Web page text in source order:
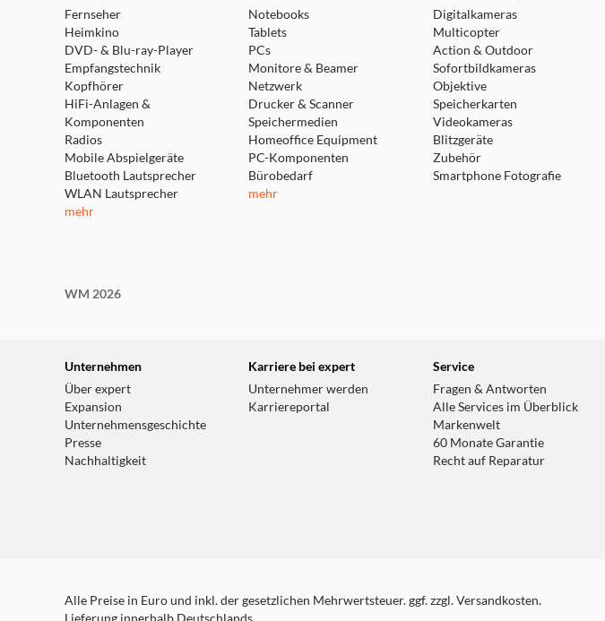
Fernseher
Heimkino
DVD- & Blu-ray-Player
Empfangstechnik
Kopfhörer
HiFi-Anlagen &
Komponenten
Radios
Mobile Abspielgeräte
Bluetooth Lautsprecher
WLAN Lautsprecher
mehr
Notebooks
Tablets
PCs
Monitore & Beamer
Netzwerk
Drucker & Scanner
Speichermedien
Homeoffice Equipment
PC-Komponenten
Bürobedarf
mehr
Digitalkameras
Multicopter
Action & Outdoor
Sofortbildkameras
Objektive
Speicherkarten
Videokameras
Blitzgeräte
Zubehör
Smartphone Fotografie
WM 2026
Unternehmen
Über expert
Expansion
Unternehmensgeschichte
Presse
Nachhaltigkeit
Karriere bei expert
Unternehmer werden
Karriereportal
Service
Fragen & Antworten
Alle Services im Überblick
Markenwelt
60 Monate Garantie
Recht auf Reparatur
Alle Preise in Euro und inkl. der gesetzlichen Mehrwertsteuer. ggf. zzgl. Versandkosten.
Lieferung innerhalb Deutschlands.